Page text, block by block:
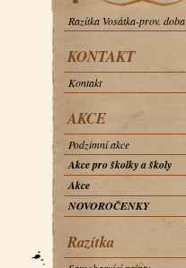
Razítka Vosátka-prov. doba
KONTAKT
Kontakt
AKCE
Podzimní akce
Akce pro školky a školy
Akce
NOVOROČENKY
Razítka